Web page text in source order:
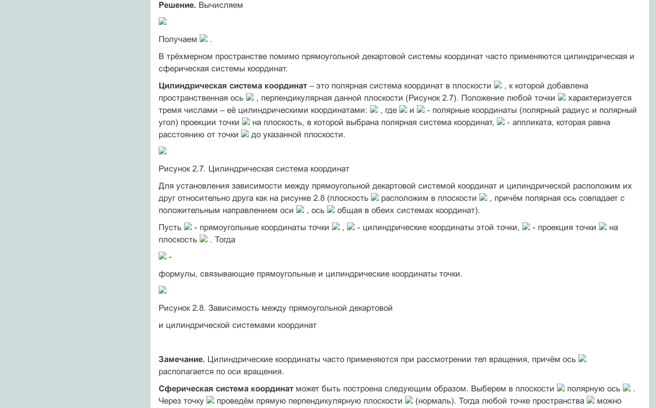
Решение. Вычисляем
Получаем
.
В трёхмерном пространстве помимо прямоугольной декартовой системы координат часто применяются цилиндрическая и
сферическая системы координат.
Цилиндрическая система координат– это полярная система координат в плоскости
, к которой добавлена
пространственная ось
, перпендикулярная данной плоскости (Рисунок 2.7). Положение любой точки
характеризуется
тремя числами – её цилиндрическими координатами:
, где и
- полярные координаты (полярный радиус и полярный
угол) проекции точки
на плоскость, в которой выбрана полярная система координат,
- аппликата, которая равна
расстоянию от точки
до указанной плоскости.
Рисунок 2.7. Цилиндрическая система координат
Для установления зависимости между прямоугольной декартовой системой координат и цилиндрической расположим их
друг относительно друга как на рисунке 2.8 (плоскость
расположим в плоскости
, причём полярная ось совпадает с
положительным направлением оси
, ось
общая в обеих системах координат).
Пусть
- прямоугольные координаты точки , - цилиндрические координаты этой точки, - проекция точки
на
плоскость
. Тогда
-
формулы, связывающие прямоугольные и цилиндрические координаты точки.
Рисунок 2.8. Зависимость между прямоугольной декартовой
и цилиндрической системами координат
Замечание. Цилиндрические координаты часто применяются при рассмотрении тел вращения, причём ось
располагается по оси вращения.
Сферическая система координатможет быть построена следующим образом. Выберем в плоскости полярную ось
.
Через точку
проведём прямую перпендикулярную плоскости (нормаль). Тогда любой точке пространства
можно